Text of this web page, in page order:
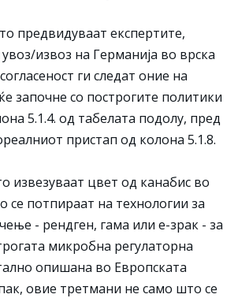
предвидуваат експертите,
извоз на Германија во врска
ги следат оние на
започне со построгите политики
5.1.4. од табелата подолу, пред
пристап од колона 5.1.8.
извезуваат цвет од канабис во
се потпираат на технологии за
- рендген, гама или е-зрак - за
микробна регулаторна
опишана во Европската
овие третмани не само што се